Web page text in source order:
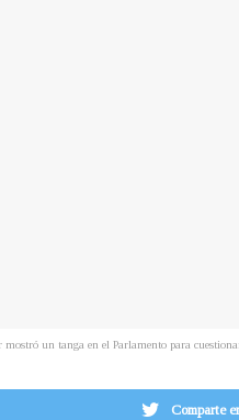
un tanga en el Parlamento para
Comparte